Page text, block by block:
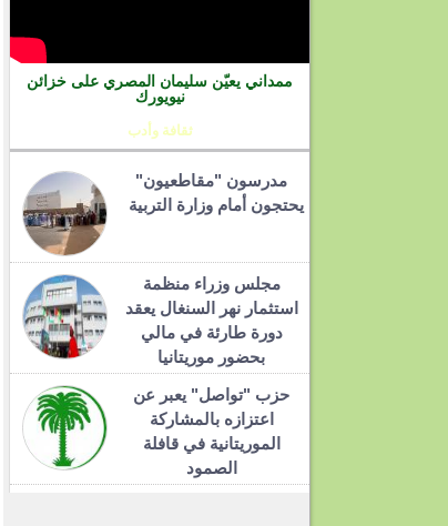
ممداني يعيّن سليمان المصري على خزائن
نيويورك
ثقافة وأدب
مدرسون "مقاطعيون"
يحتجون أمام وزارة التربية
مجلس وزراء منظمة
استثمار نهر السنغال يعقد
دورة طارئة في مالي
بحضور موريتانيا
حزب "تواصل" يعبر عن
اعتزازه بالمشاركة
الموريتانية في قافلة
الصمود